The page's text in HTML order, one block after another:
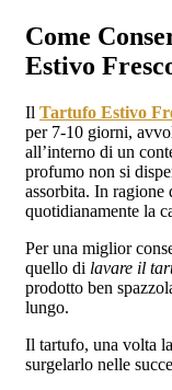
Come
Estivo
Il Tartufo Estivo
per 7-10 giorni,
all’interno di un
profumo non si
assorbita. In ragione
quotidianamente la
Per una miglior
quello di lavare il
prodotto ben
lungo.
Il tartufo, una volta
surgelarlo nelle